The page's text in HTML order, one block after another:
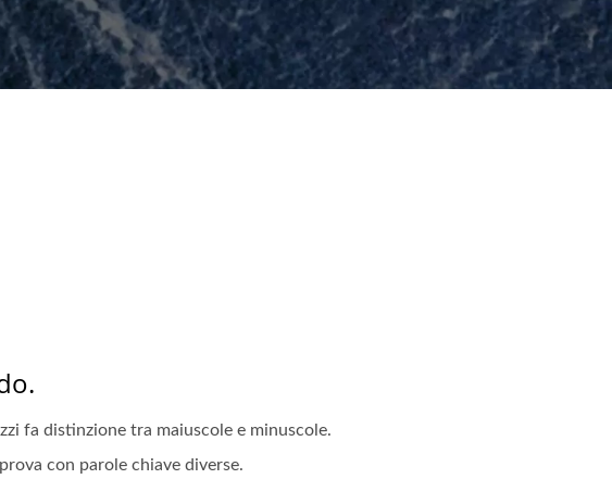
fa distinzione tra maiuscole e minuscole.
con parole chiave diverse.